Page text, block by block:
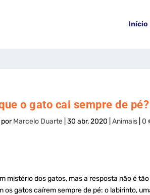
Início
o gato cai sempre de pé?
porMarcelo Duarte |30 abr, 2020 |Animais 0
mistério dos gatos, mas a resposta não é
os gatos caírem sempre de pé: o labirinto,